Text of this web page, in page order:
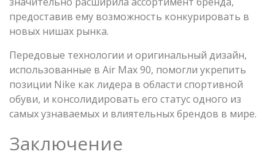
предоставив ему возможность конкурировать в
новых нишах рынка.
Передовые технологии и оригинальный дизайн,
использованные в Air Max 90, помогли укрепить
позиции Nike как лидера в области спортивной
обуви, и консолидировать его статус одного из
самых узнаваемых и влиятельных брендов в мире.
Заключение